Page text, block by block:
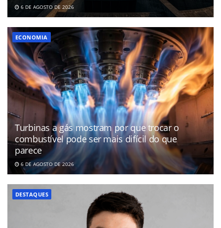
6 DE AGOSTO DE 2026
ECONOMIA
Turbinas a gás mostram por que trocar o
combustível pode ser mais difícil do que
parece
6 DE AGOSTO DE 2026
DESTAQUES